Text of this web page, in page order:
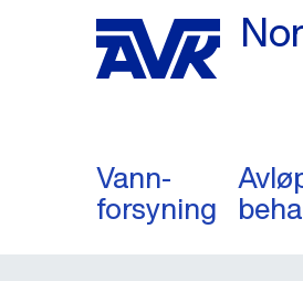
Vann-
forsyning